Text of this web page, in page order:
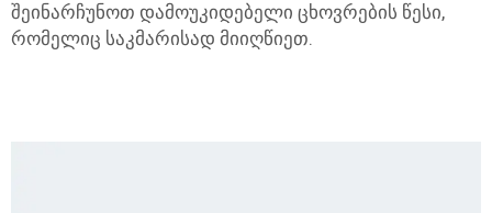
შეინარჩუნოთ დამოუკიდებელი ცხოვრების წესი,
რომელიც საკმარისად მიიღწიეთ.